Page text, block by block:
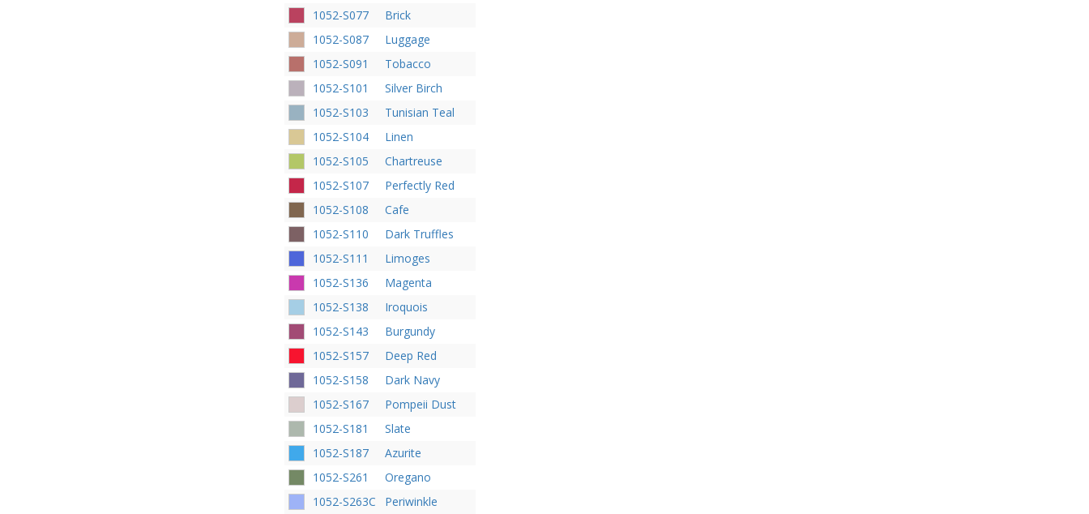
1052-S077
Brick
1052-S087
Luggage
1052-S091
Tobacco
1052-S101
Silver Birch
1052-S103
Tunisian Teal
1052-S104
Linen
1052-S105
Chartreuse
1052-S107
Perfectly Red
1052-S108
Cafe
1052-S110
Dark Truffles
1052-S111
Limoges
1052-S136
Magenta
1052-S138
Iroquois
1052-S143
Burgundy
1052-S157
Deep Red
1052-S158
Dark Navy
1052-S167
Pompeii Dust
1052-S181
Slate
1052-S187
Azurite
1052-S261
Oregano
1052-S263C
Periwinkle